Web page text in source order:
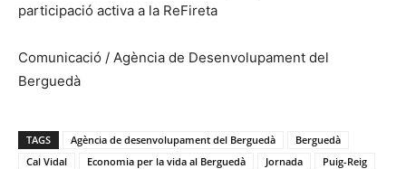
participació activa a la ReFireta
Comunicació / Agència de Desenvolupament del
Berguedà
TAGS Agència de desenvolupament del Berguedà
Berguedà
Cal Vidal
Economia per la vida al Berguedà Jornada
Puig-Reig